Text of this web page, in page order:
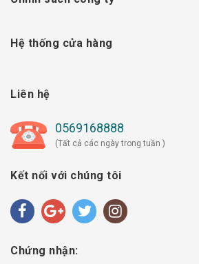
Hệ thống cửa hàng
Liên hệ
0569168888
(Tất cả các ngày trong tuần )
Kết nối với chúng tôi
Chứng nhận: